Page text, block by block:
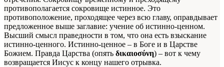
противополагается сокровище истинное. Это
противоположение, проходящее через всю главу, оправдывает
предложенное выше заглавие: учение об истинно-ценном.
Высший смысл праведности в том, что она есть взыскание
истинно-ценного. Истинно-ценное – в Боге и в Царстве
Божием. Правда Царства (опять δικαιοσύνη) – вот к чему
возвращается Иисус к концу нашего отрывка.